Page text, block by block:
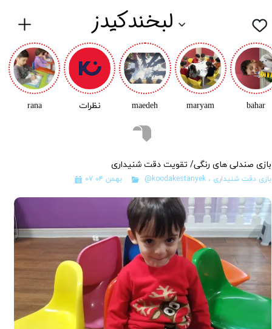
لبخندکیدز
rana نظرات maedeh maryam bahar
بازی صندلی های رنگی/ تقویت دقت شنیداری
۰۷ بهمن ۰۴ @koodakestanyek، بازی دقت شنیداری